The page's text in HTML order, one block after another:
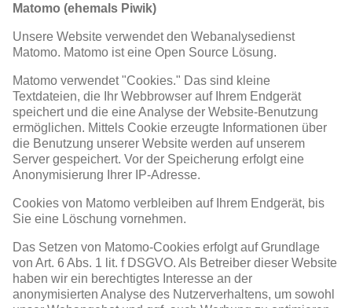
Matomo (ehemals Piwik)
Unsere Website verwendet den Webanalysedienst
Matomo. Matomo ist eine Open Source Lösung.
Matomo verwendet "Cookies." Das sind kleine
Textdateien, die Ihr Webbrowser auf Ihrem Endgerät
speichert und die eine Analyse der Website-Benutzung
ermöglichen. Mittels Cookie erzeugte Informationen über
die Benutzung unserer Website werden auf unserem
Server gespeichert. Vor der Speicherung erfolgt eine
Anonymisierung Ihrer IP-Adresse.
Cookies von Matomo verbleiben auf Ihrem Endgerät, bis
Sie eine Löschung vornehmen.
Das Setzen von Matomo-Cookies erfolgt auf Grundlage
von Art. 6 Abs. 1 lit. f DSGVO. Als Betreiber dieser Website
haben wir ein berechtigtes Interesse an der
anonymisierten Analyse des Nutzerverhaltens, um sowohl